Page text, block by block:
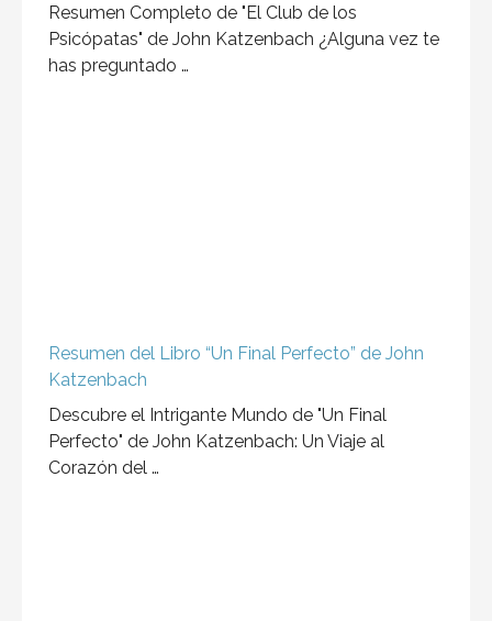
Resumen Completo de "El Club de los
Psicópatas" de John Katzenbach ¿Alguna vez te
has preguntado …
Resumen del Libro “Un Final Perfecto” de John
Katzenbach
Descubre el Intrigante Mundo de "Un Final
Perfecto" de John Katzenbach: Un Viaje al
Corazón del …